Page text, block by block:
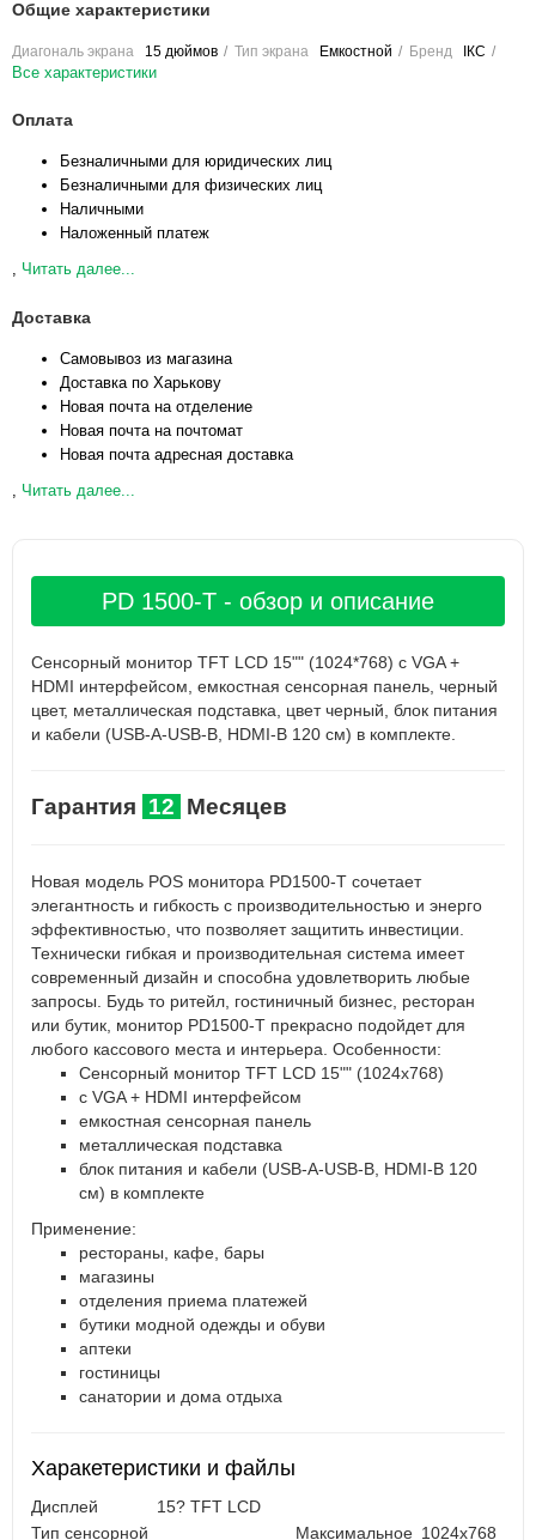
Общие характеристики
Диагональ экрана 15 дюймов Тип экрана Емкостной Бренд ІКС
Все характеристики
Оплата
Безналичными для юридических лиц
Безналичными для физических лиц
Наличными
Наложенный платеж
, Читать далее...
Доставка
Самовывоз из магазина
Доставка по Харькову
Новая почта на отделение
Новая почта на почтомат
Новая почта адресная доставка
, Читать далее...
PD 1500-T - обзор и описание
Сенсорный монитор TFT LCD 15"" (1024*768) с VGA +
HDMI интерфейсом, емкостная сенсорная панель, черный
цвет, металлическая подставка, цвет черный, блок питания
и кабели (USB-A-USB-B, HDMI-B 120 см) в комплекте.
Гарантия 12 Месяцев
Новая модель POS монитора PD1500-T сочетает
элегантность и гибкость с производительностью и энерго
эффективностью, что позволяет защитить инвестиции.
Технически гибкая и производительная система имеет
современный дизайн и способна удовлетворить любые
запросы. Будь то ритейл, гостиничный бизнес, ресторан
или бутик, монитор PD1500-T прекрасно подойдет для
любого кассового места и интерьера. Особенности:
Сенсорный монитор TFT LCD 15"" (1024х768)
с VGA + HDMI интерфейсом
емкостная сенсорная панель
металлическая подставка
блок питания и кабели (USB-A-USB-B, HDMI-B 120
см) в комплекте
Применение:
рестораны, кафе, бары
магазины
отделения приема платежей
бутики модной одежды и обуви
аптеки
гостиницы
санатории и дома отдыха
Харакетеристики и файлы
Дисплей
15? TFT LCD
Тип сенсорной
Максимальное 1024x768